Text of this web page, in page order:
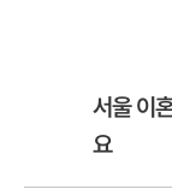
서울 이
요